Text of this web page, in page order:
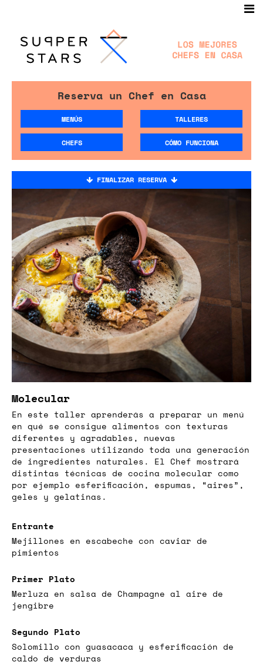
Reserva un Chef en Casa
MENÚS TALLERES
CHEFS CÓMO FUNCIONA
FINALIZAR RESERVA
Molecular
En este taller aprenderás a preparar un menú
en qué se consigue alimentos con texturas
diferentes y agradables, nuevas
presentaciones utilizando toda una generación
de ingredientes naturales. El Chef mostrará
distintas técnicas de cocina molecular como
por ejemplo esferificación, espumas, “aires”,
geles y gelatinas.
Entrante
Mejillones en escabeche con caviar de
pimientos
Primer Plato
Merluza en salsa de Champagne al aire de
jengibre
Segundo Plato
Solomillo con guasacaca y esferificación de
caldo de verduras